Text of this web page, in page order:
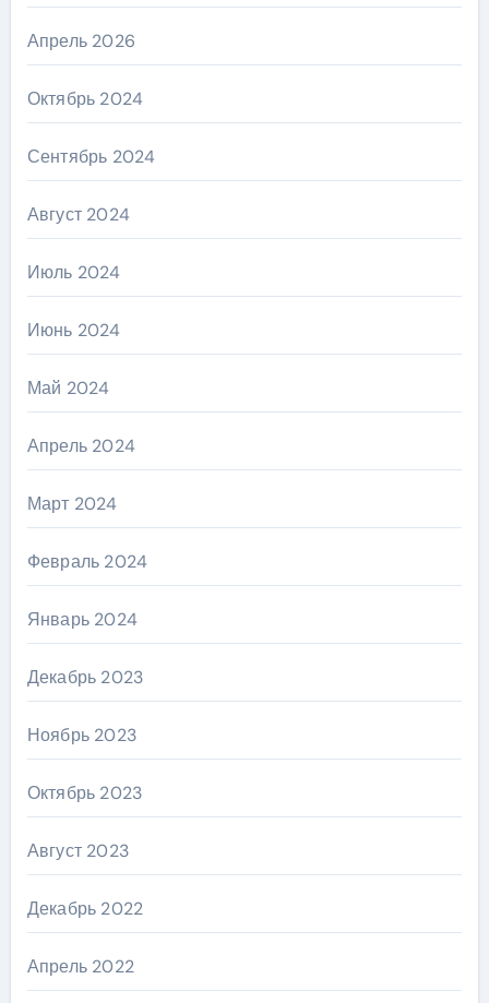
Апрель 2026
Октябрь 2024
Сентябрь 2024
Август 2024
Июль 2024
Июнь 2024
Май 2024
Апрель 2024
Март 2024
Февраль 2024
Январь 2024
Декабрь 2023
Ноябрь 2023
Октябрь 2023
Август 2023
Декабрь 2022
Апрель 2022